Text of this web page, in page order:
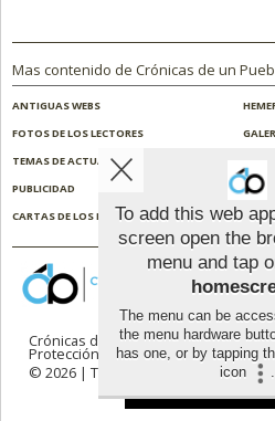
Mas contenido de Crónicas de un
ANTIGUAS WEBS
FOTOS DE LOS LECTORES
TEMAS DE ACTUALIDAD
PUBLICIDAD
CARTAS DE LOS LECTORES
Crónicas de un Pueblo |Términos
Protección de datos
© 2026 | Todos los derechos
To add this web
screen open the
menu and tap
The menu can be
the menu hardware
has one, or by tapping
icon
.
Aviso sobre el
Utilizamos cookies
funcionamiento del
lista de cookies y
nuestra Política de
Aceptar